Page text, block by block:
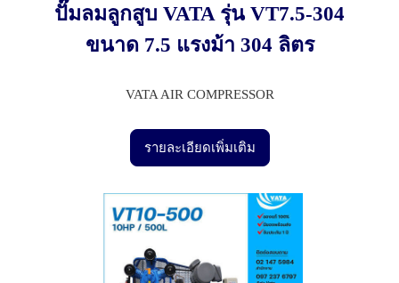
ปั๊มลมลูกสูบ VATA รุ่น VT7.5-304
ขนาด 7.5 แรงม้า 304 ลิตร
VATA AIR COMPRESSOR
รายละเอียดเพิ่มเติม